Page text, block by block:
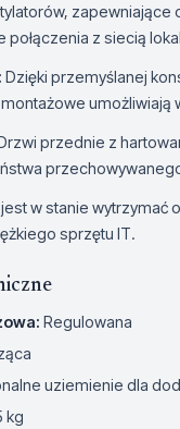
połączenia z siecią
Dzięki przemyślanej
przednie z
w stanie wytrzymać
sprzętu IT.
Regulowana
uziemienie dla
kg